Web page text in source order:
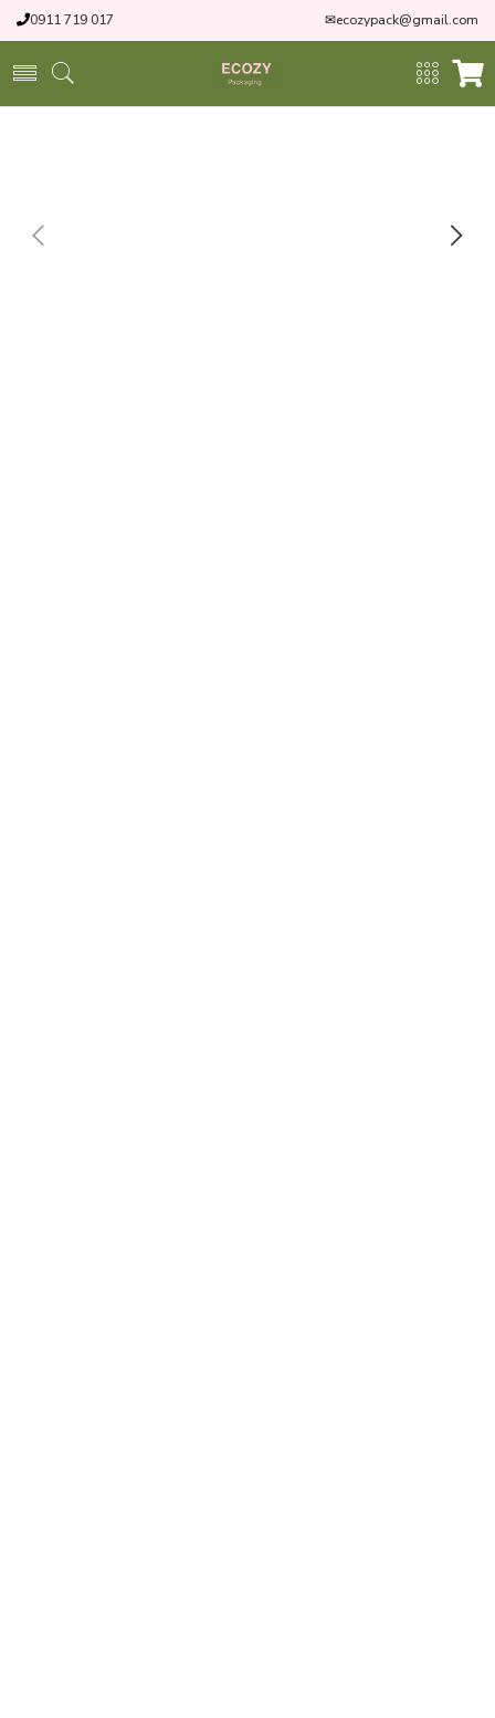
0911 719 017 ✉ecozypack@gmail.com